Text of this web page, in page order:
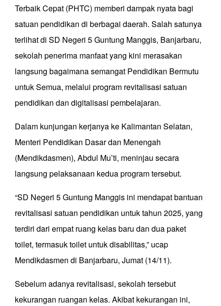
Terbaik Cepat (PHTC) memberi dampak nyata bagi
satuan pendidikan di berbagai daerah. Salah satunya
terlihat di SD Negeri 5 Guntung Manggis, Banjarbaru,
sekolah penerima manfaat yang kini merasakan
langsung bagaimana semangat Pendidikan Bermutu
untuk Semua, melalui program revitalisasi satuan
pendidikan dan digitalisasi pembelajaran.
Dalam kunjungan kerjanya ke Kalimantan Selatan,
Menteri Pendidikan Dasar dan Menengah
(Mendikdasmen), Abdul Mu’ti, meninjau secara
langsung pelaksanaan kedua program tersebut.
“SD Negeri 5 Guntung Manggis ini mendapat bantuan
revitalisasi satuan pendidikan untuk tahun 2025, yang
terdiri dari empat ruang kelas baru dan dua paket
toilet, termasuk toilet untuk disabilitas,” ucap
Mendikdasmen di Banjarbaru, Jumat (14/11).
Sebelum adanya revitalisasi, sekolah tersebut
kekurangan ruangan kelas. Akibat kekurangan ini,